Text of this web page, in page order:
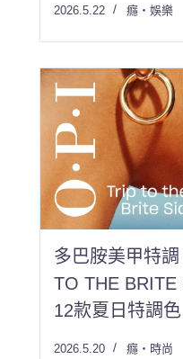
2026.5.22 癮・娛樂
多巴胺美甲特
TO THE BRITE
12款夏日特調
2026.5.20 癮・時尚